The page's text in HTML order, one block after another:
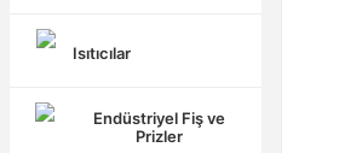
Isıtıcılar
Endüstriyel Fiş ve
Prizler